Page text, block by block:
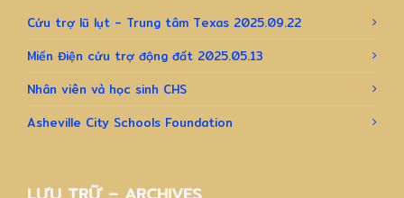
Cứu trợ lũ lụt – Trung tâm Texas 2025.09.22
Miến Điện cứu trợ động đất 2025.05.13
Nhân viên và học sinh CHS
Asheville City Schools Foundation